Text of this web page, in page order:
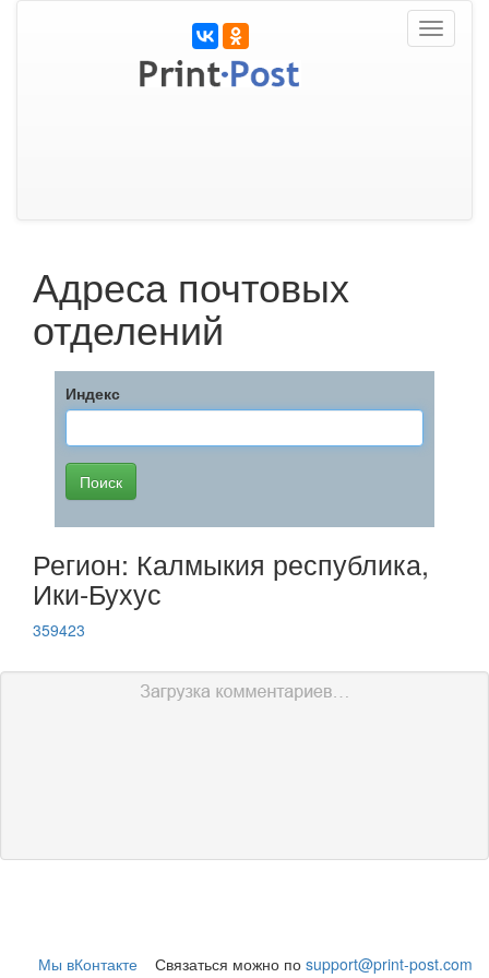
Toggle
Адреса почтовых
отделений
Индекс
Регион: Калмыкия республика,
Ики-Бухус
359423
Мы вКонтакте Связаться можно по support@print-post.com